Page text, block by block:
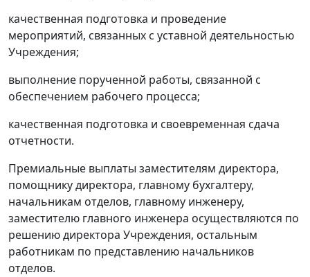
качественная подготовка и проведение
мероприятий, связанных с уставной деятельностью
Учреждения;
выполнение порученной работы, связанной с
обеспечением рабочего процесса;
качественная подготовка и своевременная сдача
отчетности.
Премиальные выплаты заместителям директора,
помощнику директора, главному бухгалтеру,
начальникам отделов, главному инженеру,
заместителю главного инженера осуществляются по
решению директора Учреждения, остальным
работникам по представлению начальников
отделов.